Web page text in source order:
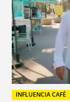
INFLUENCIA CAFÉ